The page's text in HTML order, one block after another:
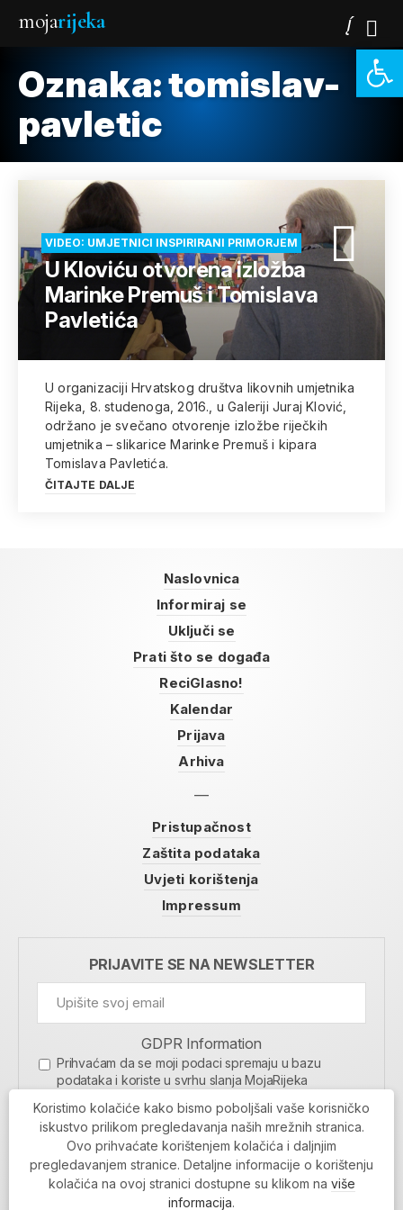
mojarijeka
Oznaka:tomislav-
pavletic
VIDEO: UMJETNICI INSPIRIRANI PRIMORJEM
U Kloviću otvorena izložba
Marinke Premuš i Tomislava
Pavletića
U organizaciji Hrvatskog društva likovnih umjetnika
Rijeka, 8. studenoga, 2016., u Galeriji Juraj Klović,
održano je svečano otvorenje izložbe riječkih
umjetnika – slikarice Marinke Premuš i kipara
Tomislava Pavletića.
ČITAJTE DALJE
Naslovnica
Informiraj se
Uključi se
Prati što se događa
ReciGlasno!
Kalendar
Prijava
Arhiva
Pristupačnost
Zaštita podataka
Uvjeti korištenja
Impressum
PRIJAVITE SE NA NEWSLETTER
GDPR Information
Prihvaćam da se moji podaci spremaju u bazu
podataka i koriste u svrhu slanja MojaRijeka
MOJARIJEKA NEWSLETTER
PRIJAVI SE
Koristimo kolačiće kako bismo poboljšali vaše korisničko
iskustvo prilikom pregledavanja naših mrežnih stranica.
Ovo prihvaćate korištenjem kolačića i daljnjim
pregledavanjem stranice. Detaljne informacije o korištenju
kolačića na ovoj stranici dostupne su klikom na više
informacija.